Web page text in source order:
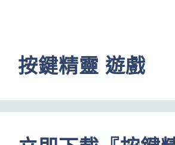
按鍵精靈 遊戲